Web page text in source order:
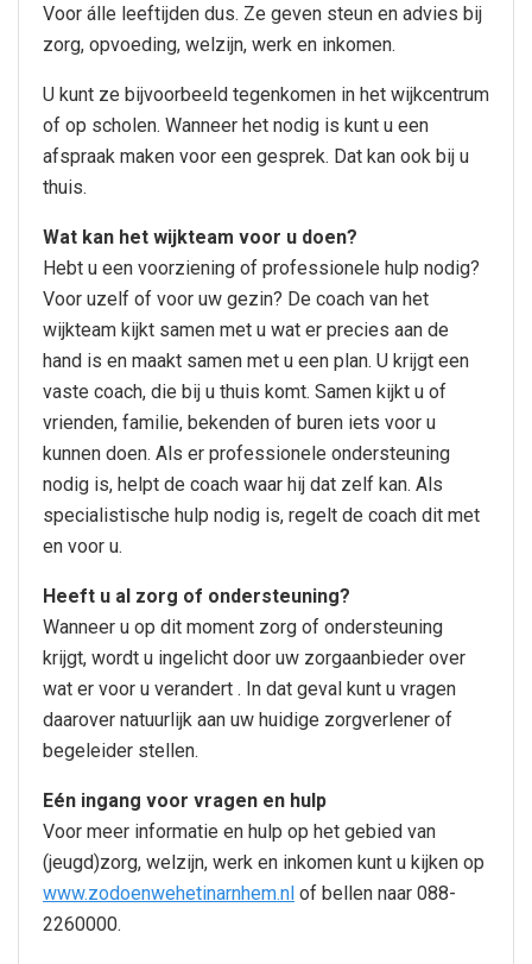
Voor álle leeftijden dus. Ze geven steun en advies bij
zorg, opvoeding, welzijn, werk en inkomen.
U kunt ze bijvoorbeeld tegenkomen in het wijkcentrum
of op scholen. Wanneer het nodig is kunt u een
afspraak maken voor een gesprek. Dat kan ook bij u
thuis.
Wat kan het wijkteam voor u doen?
Hebt u een voorziening of professionele hulp nodig?
Voor uzelf of voor uw gezin? De coach van het
wijkteam kijkt samen met u wat er precies aan de
hand is en maakt samen met u een plan. U krijgt een
vaste coach, die bij u thuis komt. Samen kijkt u of
vrienden, familie, bekenden of buren iets voor u
kunnen doen. Als er professionele ondersteuning
nodig is, helpt de coach waar hij dat zelf kan. Als
specialistische hulp nodig is, regelt de coach dit met
en voor u.
Heeft u al zorg of ondersteuning?
Wanneer u op dit moment zorg of ondersteuning
krijgt, wordt u ingelicht door uw zorgaanbieder over
wat er voor u verandert . In dat geval kunt u vragen
daarover natuurlijk aan uw huidige zorgverlener of
begeleider stellen.
Eén ingang voor vragen en hulp
Voor meer informatie en hulp op het gebied van
(jeugd)zorg, welzijn, werk en inkomen kunt u kijken op
www.zodoenwehetinarnhem.nl of bellen naar 088-
2260000.